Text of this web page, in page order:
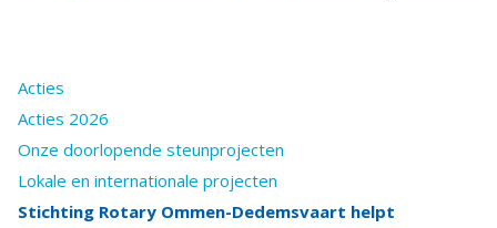
Acties
Acties 2026
Onze doorlopende steunprojecten
Lokale en internationale projecten
Stichting Rotary Ommen-Dedemsvaart helpt